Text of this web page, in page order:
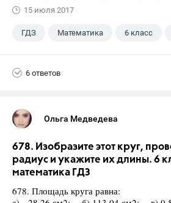
15 июля 2017
ГДЗ Математика 6 класс
6 ответов
Ольга Медведева
678. Изобразите этот круг,
радиус и укажите их длины. 6
математика ГДЗ
678. Площадь круга равна: